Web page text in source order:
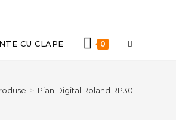
CU CLAPE 0 TOGGLE
> Pian Digital Roland RP30